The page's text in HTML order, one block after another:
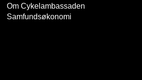
Om Cykelambassaden
Samfundsøkonomi